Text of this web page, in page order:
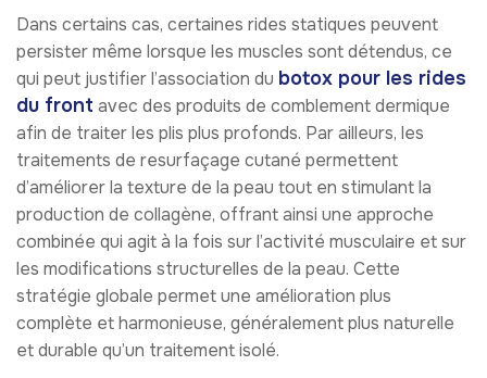
Dans certains cas, certaines rides statiques peuvent
persister même lorsque les muscles sont détendus, ce
qui peut justifier l’association du botox pour les rides
du front avec des produits de comblement dermique
afin de traiter les plis plus profonds. Par ailleurs, les
traitements de resurfaçage cutané permettent
d’améliorer la texture de la peau tout en stimulant la
production de collagène, offrant ainsi une approche
combinée qui agit à la fois sur l’activité musculaire et sur
les modifications structurelles de la peau. Cette
stratégie globale permet une amélioration plus
complète et harmonieuse, généralement plus naturelle
et durable qu’un traitement isolé.